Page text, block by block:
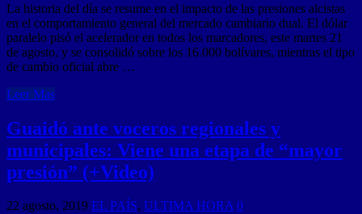
La historia del día se resume en el impacto de las presiones alcistas
en el comportamiento general del mercado cambiario dual. El dólar
paralelo pisó el acelerador en todos los marcadores, este martes 21
de agosto, y se consolidó sobre los 16.000 bolívares, mientras el tipo
de cambio oficial abre …
Leer Mas
Guaidó ante voceros regionales y
municipales: Viene una etapa de “mayor
presión” (+Video)
22 agosto, 2019 EL PAÍS, ULTIMA HORA 0